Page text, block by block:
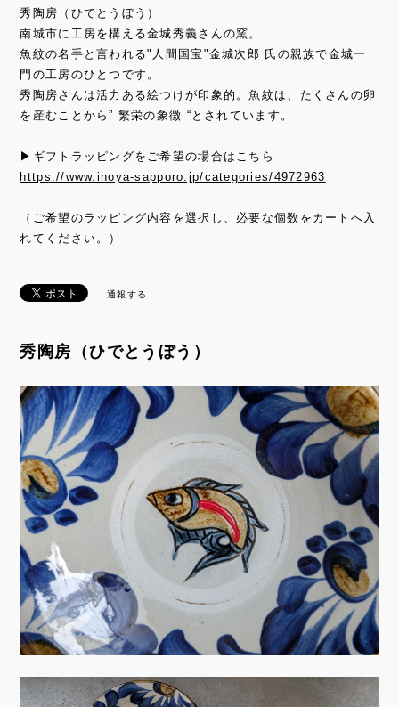
秀陶房（ひでとうぼう）
南城市に工房を構える金城秀義さんの窯。
魚紋の名手と言われる"人間国宝"金城次郎 氏の親族で金城一
門の工房のひとつです。
秀陶房さんは活力ある絵つけが印象的。魚紋は、たくさんの卵
を産むことから” 繁栄の象徴 “とされています。
▶ギフトラッピングをご希望の場合はこちら
https://www.inoya-sapporo.jp/categories/4972963
（ご希望のラッピング内容を選択し、必要な個数をカートへ入
れてください。）
通報する
秀陶房（ひでとうぼう）